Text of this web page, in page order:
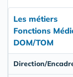
Les métiers
Fonctions
DOM/TOM
Direction/